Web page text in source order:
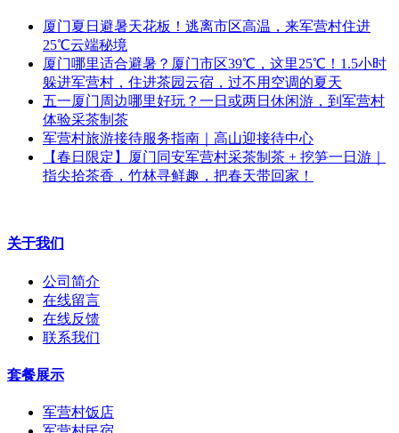
厦门夏日避暑天花板！逃离市区高温，来军营村住进
25℃云端秘境
厦门哪里适合避暑？厦门市区39℃，这里25℃！1.5小时
躲进军营村，住进茶园云宿，过不用空调的夏天
五一厦门周边哪里好玩？一日或两日休闲游，到军营村
体验采茶制茶
军营村旅游接待服务指南｜高山迎接待中心
【春日限定】厦门同安军营村采茶制茶 + 挖笋一日游｜
指尖拾茶香，竹林寻鲜趣，把春天带回家！
关于我们
公司简介
在线留言
在线反馈
联系我们
套餐展示
军营村饭店